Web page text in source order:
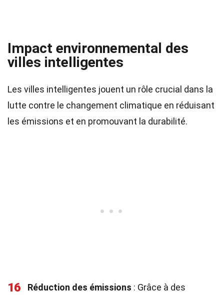
Impact environnemental des
villes intelligentes
Les villes intelligentes jouent un rôle crucial dans la
lutte contre le changement climatique en réduisant
les émissions et en promouvant la durabilité.
16 Réduction des émissions : Grâce à des